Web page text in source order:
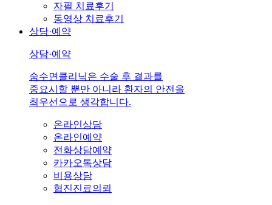
자필 치료후기
동영상 치료후기
상담·예약
상담·예약
숨수면클리닉은 수술 후 결과를
중요시할 뿐만 아니라 환자의 안전을
최우선으로 생각합니다.
온라인상담
온라인예약
전화상담예약
카카오톡상담
비용상담
협진진료의뢰